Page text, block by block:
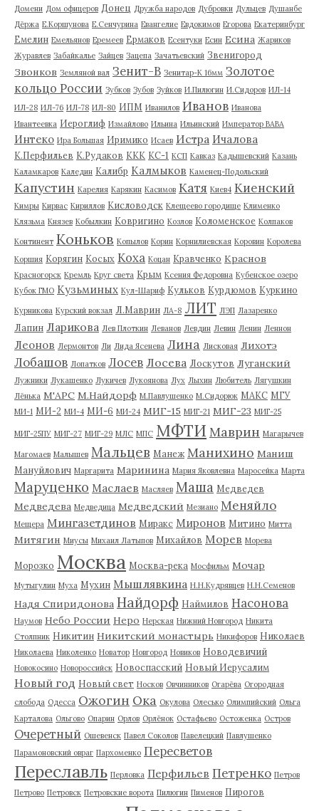
Домени Дом офицеров Донец Дружба народов Дубровки Дульцев Душанбе
Дёржа Е.Коршунова Е.Сенчурина Евангелие Евдокимов Егорова Екатеринбург
Емелин Емельянов Еремеев Ермаков Есентуки Есин Есина Жариков
Журавлев Забайкалье Зайцев Зацепа Зачатьевский Звенигород
Звонков Земляной вал Зенит-В Зенитар-К 16мм Золотое
кольцо России Зубков Зубов Зуйков И.Пилюгин И.Сидоров ИЛ-14
ИЛ-28 ИЛ-76 ИЛ-78 ИЛ-80 ИПМ Иванилов Иванов Иванова
Ивантеевка Иероглиф Измайлово Ильина Ильинский Император ВАВА
Интеко Ира Большая Иримико Исаев Истра Ичалова
К.Перфильев К.Рудаков ККК КС-1 КСП Кавказ Кадышевский Казань
Каламкаров Каледин Калибр Калмыков Каменец-Подольский
Капустин Карелия Карякин Касимов Катя Киев4 Киенский
Кимры Кирвас Кириллов Кисловодск Клещеево городище Клименко
Клязьма Князев Кобылкин Ковригино Козлов Коломенское Колпаков
Континент Коньков Копылов Корин Корнилиевская Коровин Королева
Коршия Корягин Косых Коха Коцан Кравченко Краснов
Красногорск Кремль Круг света Крым Ксения Федоровна Кубенское озеро
Кубок ГМО Кузьминых Кул-Шариф Кульков Курдюмов Куркино
Курникова Курский вокзал Л.Маврин ЛА-8 ЛИТ ЛЭП Лазаренко
Лапин Ларикова Лев Плоткин Леванов Левдин Левин Ленин Леннон
Леонов Лермонтов Ли Лида Ясенева Лина Лисковая Лихотэ
Лобашов Лопатков Лосев Лосева Лоскутов Луганский
Лужники Лукашенко Лукичев Лукоянова Лух Лыхин Любитель Лягушкин
Лёнька М'АРС М.Найдорф М.Павлушенко М.Сидорюк МАКС МГУ
МИ-1 МИ-2 МИ-4 МИ-6 МИ-24 МИГ-15 МИГ-21 МИГ-23 МИГ-25
МИГ-25ПУ МИГ-27 МИГ-29 МЛС МПС МФТИ Маврин Магарычев
Магомаев Малышев Мальцев Манеж Манихино Маниш
Мануйлович Маргарита Маринина Мария Яковлевна Маросейка Марта
Маруценко Маслаев Масляев Маша Медведев
Медведева Медведица Медведский Мезиано Меняйло
Мещера Мингазетдинов Миракс Миронов Митино Митта
Митягин Миусы Михаил Латыпов Михайлов Морев Морева
Морозко Москва Москва-река Мосфильм Мочар
Мутыгулин Муха Мухин Мышлявкина Н.Н.Кудрявцев Н.Н.Семенов
Надя Спиридонова Найдорф Наймилов Насонова
Наумов Небо России Неро Нерская Нижний Новгород Никита
Столпник Никитин Никитский монастырь Никифоров Николаев
Николаева Николенко Новатор Новгород Новиков Новодевичий
Новокосино Новороссийск Новоспасский Новый Иерусалим
Новый год Новый свет Носков Овчинников Огарёва Огородная
слобода Одесса Ожогин Ока Окулова Олесько Олимпийский Ольга
Карталова Ольгово Опарин Орлов Орлёнок Остафьево Остоженка Остров
Очеретный Ошевенск Павел Соколов Павелецкий Павлушенко
Парамоновский овраг Пархоменко Пересветов
Переславль Перловка Перфильев Петренко Петров
Петрово Петровск Петровские ворота Пилюгин Пименов Пирогов